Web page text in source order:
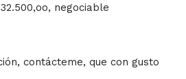
negociable
contácteme, que con gusto